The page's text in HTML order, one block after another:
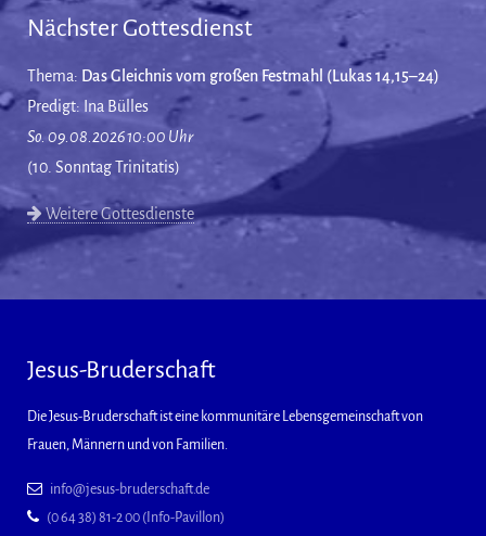
Nächster Gottesdienst
Thema: Das Gleichnis vom großen Festmahl (Lukas 14,15–24)
Predigt: Ina Bülles
So. 09.08.2026 10:00 Uhr
(10. Sonntag Trinitatis)
Weitere Gottesdienste
Jesus-Bruderschaft
Die Jesus-Bruderschaft ist eine kommunitäre Lebensgemeinschaft von
Frauen, Männern und von Familien.
info@jesus-bruderschaft.de
(0 64 38) 81-2 00 (Info-Pavillon)